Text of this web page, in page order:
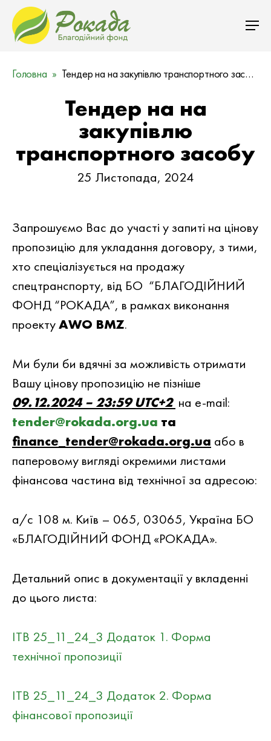
Головна Тендер на на закупівлю транспортного засобу
Тендер на на
закупівлю
транспортного засобу
25 Листопада, 2024
Запрошуємо Вас до участi у запитi на цiнову
пропозицiю для укладання договору, з тими,
хто спеціалізується на продажу
спецтранспорту, вiд БО “БЛАГОДIЙНИЙ
ФОНД “РОКАДА”, в рамках виконання
проектуAWO BMZ.
Ми були би вдячнi за можливiсть отримати
Вашу цiнову пропозицiю не пiзнiше
09.12.2024 – 23:59 UTC+2 на e-mail:
tender@rokada.org.ua та
finance_tender@rokada.org.ua або в
паперовому вигляді окремими листами
фінансова частина від технічної за адресою:
а/с 108 м. Київ – 065, 03065, Україна БО
«БЛАГОДІЙНИЙ ФОНД «РОКАДА».
Детальний опис в документацiї у вкладеннi
до цього листа:
ІТВ 25_11_24_3 Додаток 1. Форма
технічної пропозиції
ІТВ 25_11_24_3 Додаток 2. Форма
фінансової пропозиції